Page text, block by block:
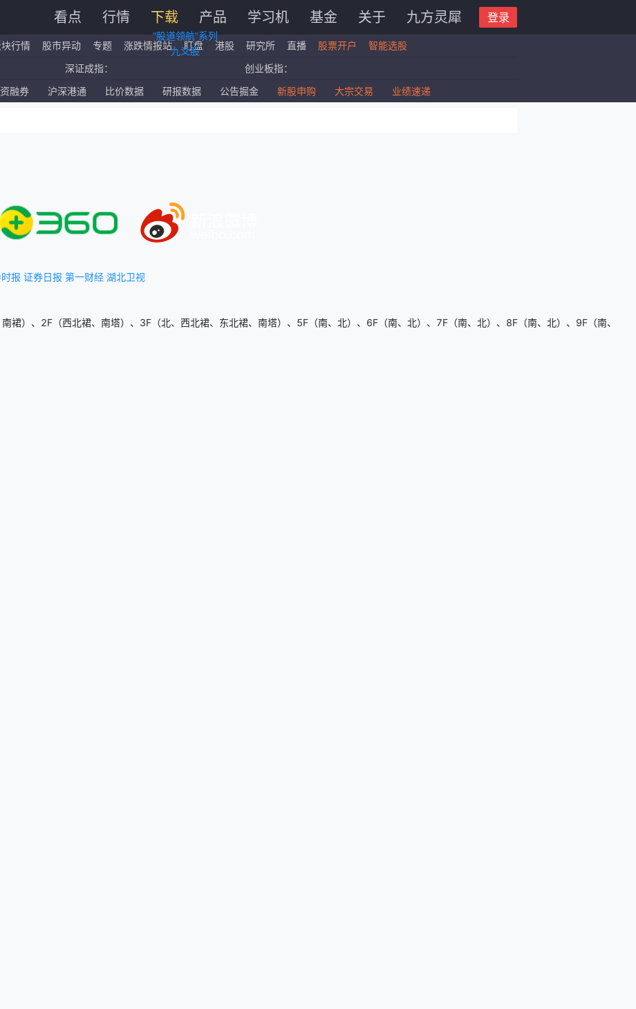
看点 行情 下载 产品 学习机 基金 关于 九方灵犀 登录
“股道领航”系列
九爻股
行情 股市异动 专题 涨跌情报站 盯盘 港股 研究所 直播 股票开户
智能选股
深证成指：
创业板指：
国企指数：
红筹指数：
融券 沪深港通 比价数据 研报数据 公告掘金 新股申购 大宗交易 业绩速递
报 证券日报 第一财经 湖北卫视
裙）、2F（西北裙、南塔）、3F（北、西北裙、东北裙、南塔）、5F（南、北）、6F（南、北）、7F（南、北）、8F（南、北）、9F（南、